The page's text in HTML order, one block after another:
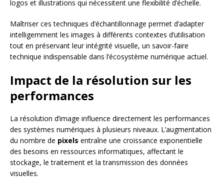
logos et illustrations qui nécessitent une flexibilité d’échelle.
Maîtriser ces techniques d’échantillonnage permet d’adapter
intelligemment les images à différents contextes d’utilisation
tout en préservant leur intégrité visuelle, un savoir-faire
technique indispensable dans l’écosystème numérique actuel.
Impact de la résolution sur les
performances
La résolution d’image influence directement les performances
des systèmes numériques à plusieurs niveaux. L’augmentation
du nombre de pixels entraîne une croissance exponentielle
des besoins en ressources informatiques, affectant le
stockage, le traitement et la transmission des données
visuelles.